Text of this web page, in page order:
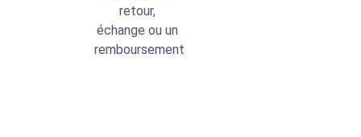
retour,
échange ou un
remboursement